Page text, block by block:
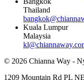
Thailand
Kuala Lumpur
Malaysia
© 2026 Chianna Way -
1209 Mountain Rd PL